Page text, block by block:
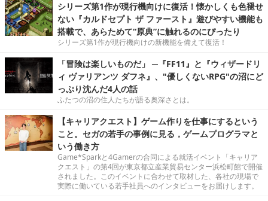
シリーズ第1作が現行機向けに復活！懐かしくも色褪せ
ない『カルドセプト ザ ファースト』遊びやすい機能も
搭載で、あらためて“原典”に触れるのにぴったり
シリーズ第1作が現行機向けの新機能を備えて復活！
「冒険は楽しいものだ」 ─『FF11』と『ウィザードリ
ィ ヴァリアンツ ダフネ』、"優しくないRPG"の沼にど
っぷり沈んだ4人の話
ふたつの沼の住人たちが語る奥深さとは。
【キャリアクエスト】ゲーム作りを仕事にするという
こと。セガの若手の事例に見る，ゲームプログラマと
いう働き方
Game*Sparkと4Gamerの合同による就活イベント「キャリア
クエスト」の第4回が東京都立産業貿易センター浜松町館で開催
されました。このイベントに合わせて取材した、各社の現場で
実際に働いている若手社員へのインタビューをお届けします。